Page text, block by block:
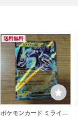
送料無料
ポケモンカード ミライド